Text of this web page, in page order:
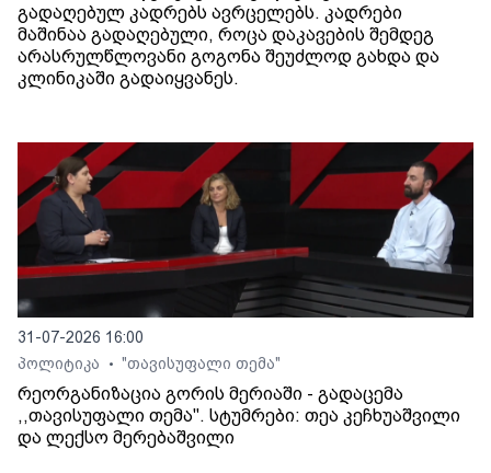
გადაღებულ კადრებს ავრცელებს. კადრები
მაშინაა გადაღებული, როცა დაკავების შემდეგ
არასრულწლოვანი გოგონა შეუძლოდ გახდა და
კლინიკაში გადაიყვანეს.
31-07-2026 16:00
პოლიტიკა
• "თავისუფალი თემა"
რეორგანიზაცია გორის მერიაში - გადაცემა
,,თავისუფალი თემა". სტუმრები: თეა კეჩხუაშვილი
და ლექსო მერებაშვილი